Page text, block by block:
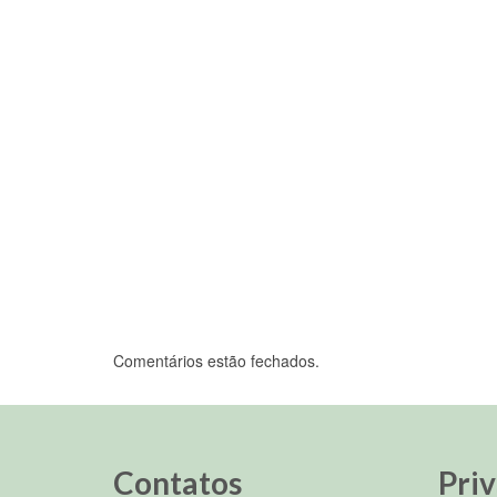
Comentários estão fechados.
Contatos